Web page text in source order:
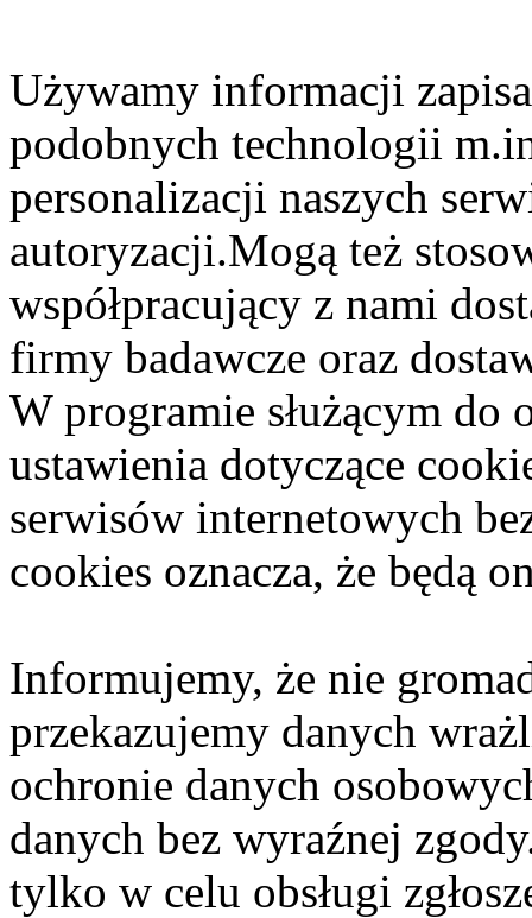
Używamy informacji
podobnych technologii
personalizacji naszych
autoryzacji.Mogą też
współpracujący z nami
firmy badawcze oraz
W programie służącym do
ustawienia dotyczące
serwisów internetowych
cookies oznacza, że będą
Informujemy, że nie
przekazujemy danych
ochronie danych
danych bez wyraźnej
tylko w celu obsługi